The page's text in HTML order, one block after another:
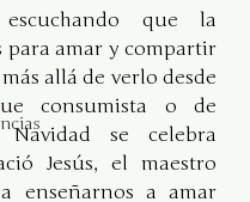
escuchando que la
para amar y compartir
allá de verlo desde
consumista o de
se celebra
Jesús, el maestro
enseñarnos a amar